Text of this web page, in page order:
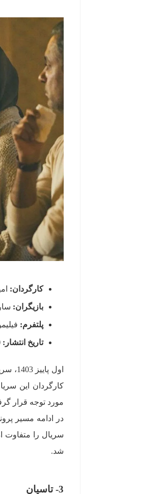
کارگردان:
بازیگران:
پلتفرم:
تاریخ انتشار:
اول
کارگردان این
مورد توجه قرار
در ادامه مسیر
سریال را متفاوت
شد.
3- تاسیان